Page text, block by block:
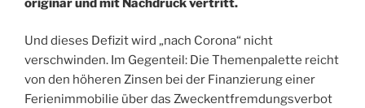
Und dieses Defizit wird „nach Corona“ nicht
verschwinden. Im Gegenteil: Die Themenpalette reicht
von den höheren Zinsen bei der Finanzierung einer
Ferienimmobilie über das Zweckentfremdungsverbot